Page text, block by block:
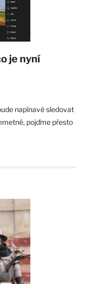
je nyní
napínavé sledovat
pojďme přesto